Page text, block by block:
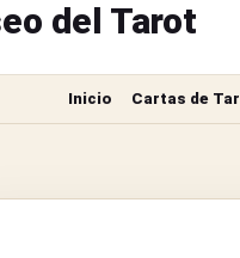
del Tarot
Inicio Cartas de